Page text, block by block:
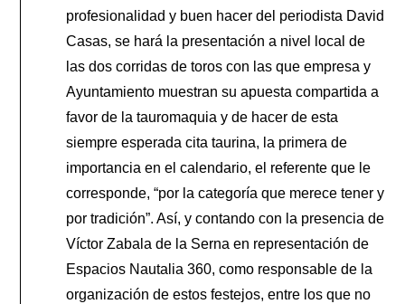
profesionalidad y buen hacer del periodista David
Casas, se hará la presentación a nivel local de
las dos corridas de toros con las que empresa y
Ayuntamiento muestran su apuesta compartida a
favor de la tauromaquia y de hacer de esta
siempre esperada cita taurina, la primera de
importancia en el calendario, el referente que le
corresponde, “por la categoría que merece tener y
por tradición”. Así, y contando con la presencia de
Víctor Zabala de la Serna en representación de
Espacios Nautalia 360, como responsable de la
organización de estos festejos, entre los que no